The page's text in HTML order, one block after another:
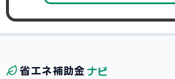
省エネ補助金 ナビ